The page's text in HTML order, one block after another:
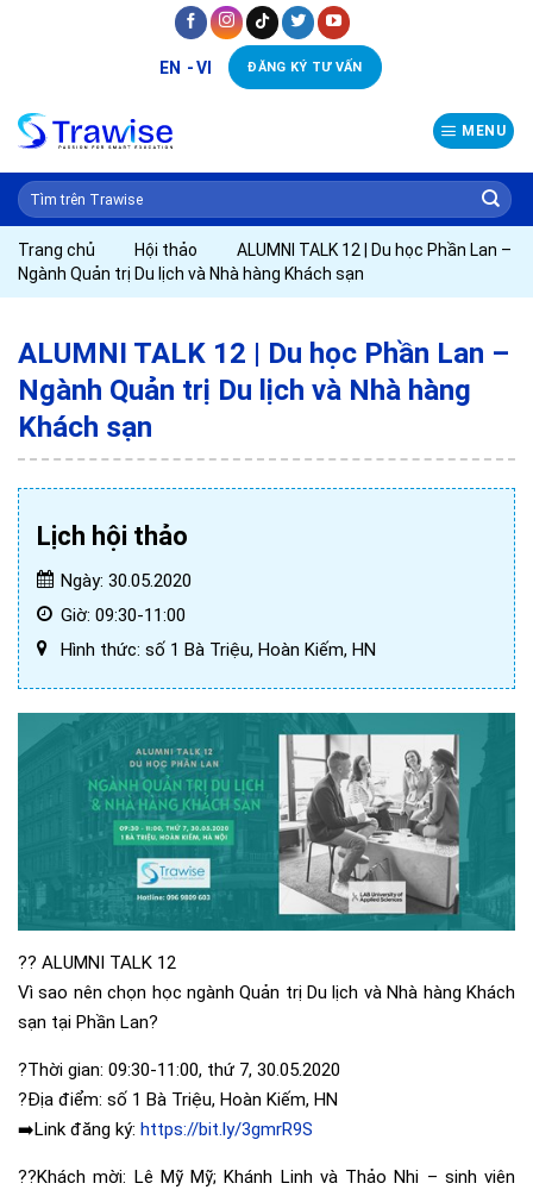
EN VI ĐĂNG KÝ TƯ VẤN
MENU
Trang chủ Hội thảo
ALUMNI TALK 12 | Du học Phần Lan –
Ngành Quản trị Du lịch và Nhà hàng Khách sạn
ALUMNI TALK 12 | Du học Phần Lan –
Ngành Quản trị Du lịch và Nhà hàng
Khách sạn
Lịch hội thảo
Ngày: 30.05.2020
Giờ: 09:30-11:00
Hình thức: số 1 Bà Triệu, Hoàn Kiếm, HN
?? ALUMNI TALK 12
Vì sao nên chọn học ngành Quản trị Du lịch và Nhà hàng Khách
sạn tại Phần Lan?
?Thời gian: 09:30-11:00, thứ 7, 30.05.2020
?Địa điểm: số 1 Bà Triệu, Hoàn Kiếm, HN
➡️Link đăng ký: https://bit.ly/3gmrR9S
?‍?Khách mời: Lê Mỹ Mỹ; Khánh Linh và Thảo Nhi – sinh viên